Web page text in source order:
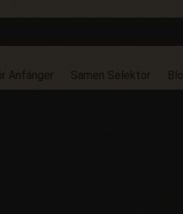
Anfänger Samen Selektor